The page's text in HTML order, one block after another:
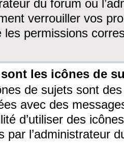
du forum ou
verrouiller vos
les permissions
sont les icônes de
de sujets sont
avec des
d’utiliser des
par l’administrateur